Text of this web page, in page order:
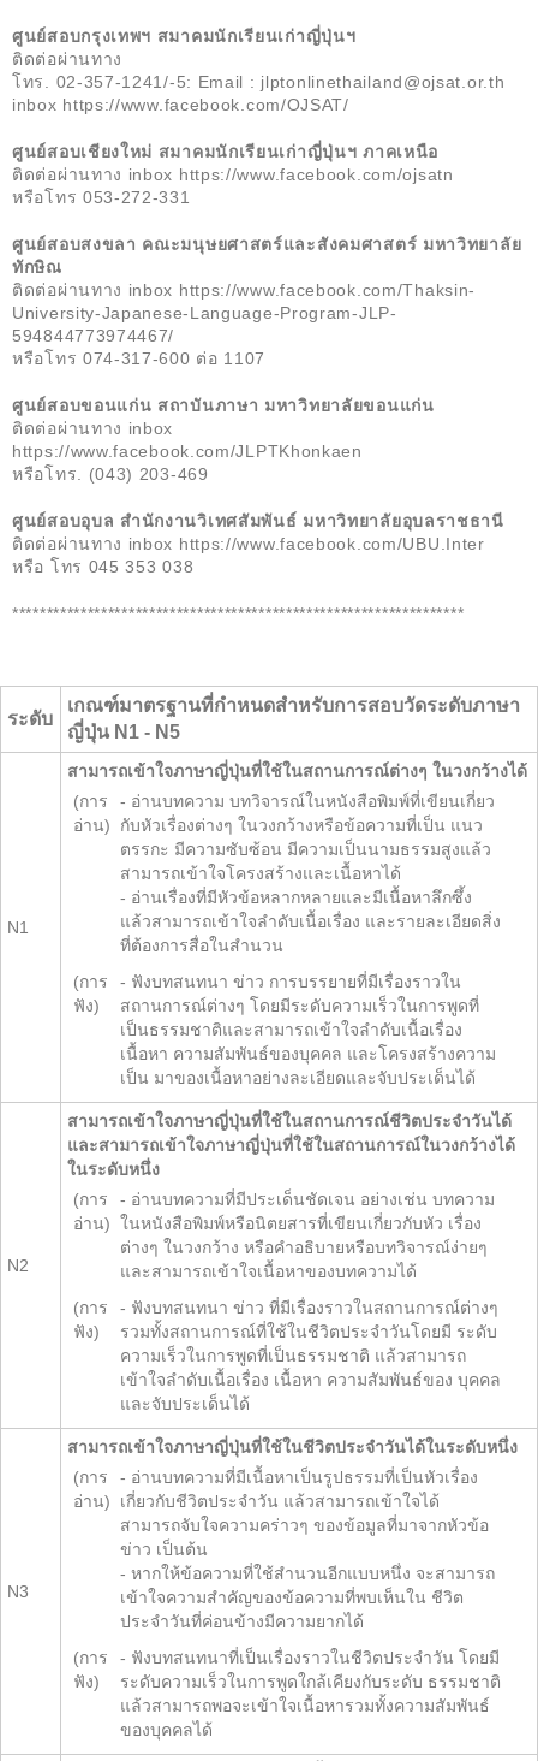
ศูนย์สอบกรุงเทพฯ สมาคมนักเรียนเก่าญี่ปุ่นฯ
ติดต่อผ่านทาง
โทร. 02-357-1241/-5: Email : jlptonlinethailand@ojsat.or.th
inbox https://www.facebook.com/OJSAT/
ศูนย์สอบเชียงใหม่ สมาคมนักเรียนเก่าญี่ปุ่นฯ ภาคเหนือ
ติดต่อผ่านทาง inbox https://www.facebook.com/ojsatn
หรือโทร 053-272-331
ศูนย์สอบสงขลา คณะมนุษยศาสตร์และสังคมศาสตร์ มหาวิทยาลัย
ทักษิณ
ติดต่อผ่านทาง inbox https://www.facebook.com/Thaksin-
University-Japanese-Language-Program-JLP-
594844773974467/
หรือโทร 074-317-600 ต่อ 1107
ศูนย์สอบขอนแก่น สถาบันภาษา มหาวิทยาลัยขอนแก่น
ติดต่อผ่านทาง inbox
https://www.facebook.com/JLPTKhonkaen
หรือโทร. (043) 203-469
ศูนย์สอบอุบล สำนักงานวิเทศสัมพันธ์ มหาวิทยาลัยอุบลราชธานี
ติดต่อผ่านทาง inbox https://www.facebook.com/UBU.Inter
หรือ โทร 045 353 038
******************************************************************
ระดับ
เกณฑ์มาตรฐานที่กำหนดสำหรับการสอบวัดระดับภาษา
ญี่ปุ่น N1 - N5
N1
สามารถเข้าใจภาษาญี่ปุ่นที่ใช้ในสถานการณ์ต่างๆ ในวงกว้างได้
(การ
อ่าน)
- อ่านบทความ บทวิจารณ์ในหนังสือพิมพ์ที่เขียนเกี่ยว
กับหัวเรื่องต่างๆ ในวงกว้างหรือข้อความที่เป็น แนว
ตรรกะ มีความซับซ้อน มีความเป็นนามธรรมสูงแล้ว
สามารถเข้าใจโครงสร้างและเนื้อหาได้
- อ่านเรื่องที่มีหัวข้อหลากหลายและมีเนื้อหาลึกซึ้ง
แล้วสามารถเข้าใจลำดับเนื้อเรื่อง และรายละเอียดสิ่ง
ที่ต้องการสื่อในสำนวน
(การ
ฟัง)
- ฟังบทสนทนา ข่าว การบรรยายที่มีเรื่องราวใน
สถานการณ์ต่างๆ โดยมีระดับความเร็วในการพูดที่
เป็นธรรมชาติและสามารถเข้าใจลำดับเนื้อเรื่อง
เนื้อหา ความสัมพันธ์ของบุคคล และโครงสร้างความ
เป็น มาของเนื้อหาอย่างละเอียดและจับประเด็นได้
N2
สามารถเข้าใจภาษาญี่ปุ่นที่ใช้ในสถานการณ์ชีวิตประจำวันได้
และสามารถเข้าใจภาษาญี่ปุ่นที่ใช้ในสถานการณ์ในวงกว้างได้
ในระดับหนึ่ง
(การ
อ่าน)
- อ่านบทความที่มีประเด็นชัดเจน อย่างเช่น บทความ
ในหนังสือพิมพ์หรือนิตยสารที่เขียนเกี่ยวกับหัว เรื่อง
ต่างๆ ในวงกว้าง หรือคำอธิบายหรือบทวิจารณ์ง่ายๆ
และสามารถเข้าใจเนื้อหาของบทความได้
(การ
ฟัง)
- ฟังบทสนทนา ข่าว ที่มีเรื่องราวในสถานการณ์ต่างๆ
รวมทั้งสถานการณ์ที่ใช้ในชีวิตประจำวันโดยมี ระดับ
ความเร็วในการพูดที่เป็นธรรมชาติ แล้วสามารถ
เข้าใจลำดับเนื้อเรื่อง เนื้อหา ความสัมพันธ์ของ บุคคล
และจับประเด็นได้
N3
สามารถเข้าใจภาษาญี่ปุ่นที่ใช้ในชีวิตประจำวันได้ในระดับหนึ่ง
(การ
อ่าน)
- อ่านบทความที่มีเนื้อหาเป็นรูปธรรมที่เป็นหัวเรื่อง
เกี่ยวกับชีวิตประจำวัน แล้วสามารถเข้าใจได้
สามารถจับใจความคร่าวๆ ของข้อมูลที่มาจากหัวข้อ
ข่าว เป็นต้น
- หากให้ข้อความที่ใช้สำนวนอีกแบบหนึ่ง จะสามารถ
เข้าใจความสำคัญของข้อความที่พบเห็นใน ชีวิต
ประจำวันที่ค่อนข้างมีความยากได้
(การ
ฟัง)
- ฟังบทสนทนาที่เป็นเรื่องราวในชีวิตประจำวัน โดยมี
ระดับความเร็วในการพูดใกล้เคียงกับระดับ ธรรมชาติ
แล้วสามารถพอจะเข้าใจเนื้อหารวมทั้งความสัมพันธ์
ของบุคคลได้